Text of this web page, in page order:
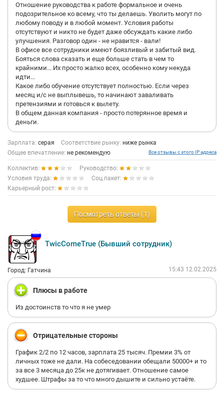
финансовых наказаний и «служебных записок», а не
профессиональным ростом. Права работников грубо
игнорируются, документация по зарплате непрозрачна,
атмосфера напряжённая и нездоровая.
Искренне не рекомендую рассматривать «Вимос» в качестве
работодателя, если вы цените стабильность, уважительное
отношение, прозрачность начислений и соблюдение
Трудового кодекса. Сэкономьте свои нервы, время и деньги.
Отношение руководства к работе формальное и очень
подозрительное ко всему, что ты делаешь. Уволить могут по
любому поводу и в любой момент. Условия работы
отсутствуют и никто не будет даже обсуждать какие либо
улучшения. Разговор один - не нравится - вали!
В офисе все сотрудники имеют боязливый и забитый вид.
Бояться слова сказать и еще больше стать в чем то
крайними... Их просто жалко всех, особенно кому некуда
идти...
Какое либо обучение отсутствует полностью. Если через
месяц и/с не выплывешь, то начинают заваливать
претензиями и готовься к вылету.
В общем данная компания - просто потерянное время и
деньги.
Зарплата: серая Соответствие рынку: ниже рынка
Общее впечатление: не рекомендую Все отзывы с этого IP адреса
Коллектив:
Руководство:
Условия труда:
Соц.пакет:
Карьерный рост:
Посмотреть ответы (1)
TwicComeTrue (Бывший сотрудник)
Город: Гатчина 15:43 12.02.2025
Плюсы в работе
Из достоинств то что я не умер
Отрицательные стороны
График 2/2 по 12 часов, зарплата 25 тысяч. Премии 3% от
личных тоже не дали. На собеседовании обещали 50000+ и то
за все 3 месяца до 25к не дотягивает. Отношение самое
худшее. Штрафы за то что много дышите и сильно устаёте.